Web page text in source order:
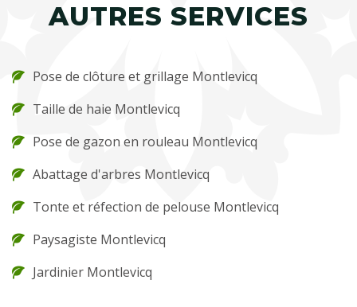
AUTRES SERVICES
Pose de clôture et grillage Montlevicq
Taille de haie Montlevicq
Pose de gazon en rouleau Montlevicq
Abattage d'arbres Montlevicq
Tonte et réfection de pelouse Montlevicq
Paysagiste Montlevicq
Jardinier Montlevicq